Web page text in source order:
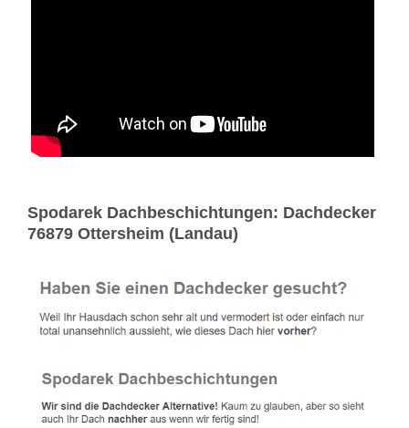
Spodarek Dachbeschichtungen: Dachdecker
76879 Ottersheim (Landau)